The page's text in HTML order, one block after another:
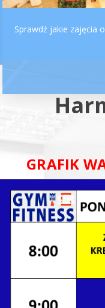
Sprawdź jakie zajęcia
GRAFIK